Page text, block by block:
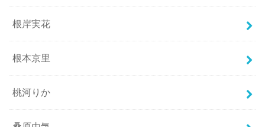
根岸実花
根本京里
桃河りか